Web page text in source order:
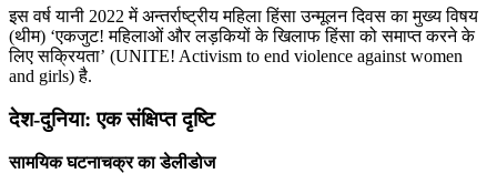
इस वर्ष यानी 2022 में अन्तर्राष्ट्रीय महिला हिंसा उन्मूलन दिवस का मुख्य विषय
(थीम) ‘एकजुट! महिलाओं और लड़कियों के खिलाफ हिंसा को समाप्त करने के
लिए सक्रियता’ (UNITE! Activism to end violence against women
and girls) है.
देश-दुनिया: एक संक्षिप्त दृष्टि
सामयिक घटनाचक्र का डेलीडोज